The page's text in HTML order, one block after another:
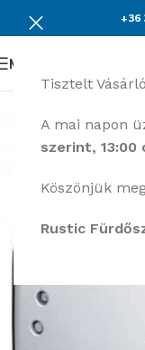
Tisztelt
A mai napon
szerint, 13:00
Köszönjük
Rustic
+36
Menü